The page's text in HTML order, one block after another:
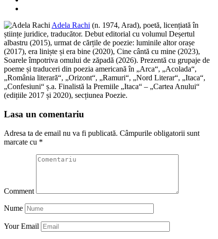
Adela Rachi (n. 1974, Arad), poetă, licențiată în
științe juridice, traducător. Debut editorial cu volumul Deșertul
albastru (2015), urmat de cărțile de poezie: luminile altor orașe
(2017), era liniște și era bine (2020), Cine cântă cu mine (2023),
Soarele împotriva omului de zăpadă (2026). Prezentă cu grupaje de
poeme și traduceri din poezia americană în „Arca“, „Acolada“,
„România literară“, „Orizont“, „Ramuri“, „Nord Literar“, „Itaca“,
„Confesiuni“ ș.a. Finalistă la Premiile „Itaca“ – „Cartea Anului“
(edițiile 2017 și 2020), secțiunea Poezie.
Lasa un comentariu
Adresa ta de email nu va fi publicată. Câmpurile obligatorii sunt
marcate cu *
Comment
Nume
Your Email